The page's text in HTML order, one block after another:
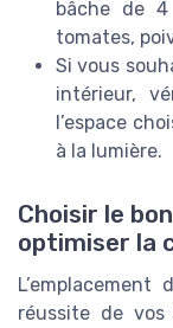
bâche de
tomates,
Si vous
intérieur,
l’espace
à la lumière.
Choisir le
optimiser la
réussite de